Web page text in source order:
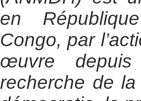
en
Congo, par
œuvre
recherche de